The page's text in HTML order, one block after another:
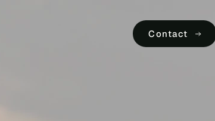
Contact